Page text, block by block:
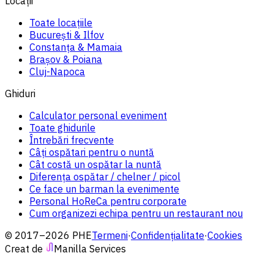
Toate locațiile
București & Ilfov
Constanța & Mamaia
Brașov & Poiana
Cluj-Napoca
Ghiduri
Calculator personal eveniment
Toate ghidurile
Întrebări frecvente
Câți ospătari pentru o nuntă
Cât costă un ospătar la nuntă
Diferența ospătar / chelner / picol
Ce face un barman la evenimente
Personal HoReCa pentru corporate
Cum organizezi echipa pentru un restaurant nou
© 2017–2026 PHETermeni·Confidențialitate·Cookies
Creat de
Manilla Services